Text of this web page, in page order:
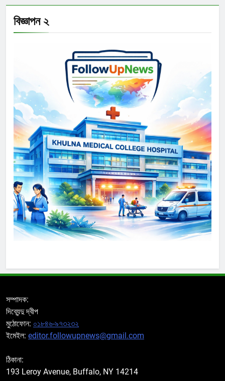
বিজ্ঞাপন ২
সম্পাদক:
দিব্যেন্দু দ্বীপ
মুঠোফোন: ০১৮৪৬-৯৭৩২৩২
ইমেইল: editor.followupnews@gmail.com
ঠিকানা:
193 Leroy Avenue, Buffalo, NY 14214